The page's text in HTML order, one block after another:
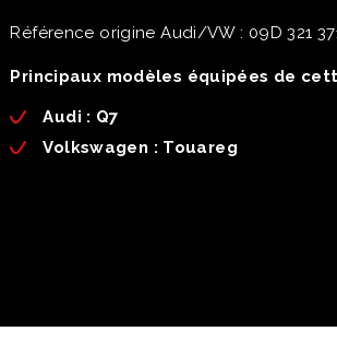
Référence origine Audi/VW : 09D 321
Principaux modèles équipées de
Audi : Q7
Volkswagen : Touareg